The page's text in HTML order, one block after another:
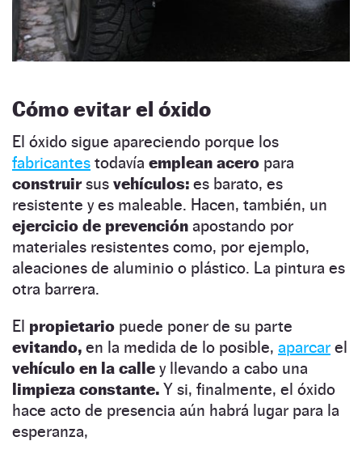
Cómo evitar el óxido
El óxido sigue apareciendo porque los
fabricantes todavía emplean acero para
construirsus vehículos: es barato, es
resistente y es maleable. Hacen, también, un
ejercicio de prevención apostando por
materiales resistentes como, por ejemplo,
aleaciones de aluminio o plástico. La pintura es
otra barrera.
El propietario puede poner de su parte
evitando, en la medida de lo posible, aparcar el
vehículo en la calle y llevando a cabo una
limpieza constante. Y si, finalmente, el óxido
hace acto de presencia aún habrá lugar para la
esperanza,